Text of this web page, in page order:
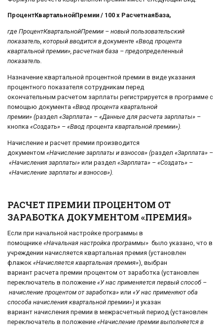
ПроцентКвартальнойПремии / 100 х РасчетнаяБаза,
где ПроцентКвартальнойПремии – новый пользовательский
показатель, который вводится в документе «Ввод процента
квартальной премии», расчетная база – предопределенный
показатель.
Назначение квартальной процентной премии в виде указания
процентного показателя сотрудникам перед
окончательным расчетом зарплаты регистрируется в программе с
помощью документа «Ввод процента квартальной
премии» (раздел «Зарплата» – «Данные для расчета зарплаты» –
кнопка «Создать» – «Ввод процента квартальной премии»).
Начисление и расчет премии производится
документом «Начисление зарплаты и взносов» (раздел «Зарплата» –
«Начисления зарплаты» или раздел «Зарплата» – «Создать» –
«Начисление зарплаты и взносов»).
РАСЧЕТ ПРЕМИИ ПРОЦЕНТОМ ОТ
ЗАРАБОТКА ДОКУМЕНТОМ «ПРЕМИЯ»
Если при начальной настройке программы в
помощнике «Начальная настройка программы» было указано, что в
учреждении начисляется квартальная премия (установлен
флажок «Начисляется квартальная премия»), выбран
вариант расчета премии процентом от заработка (установлен
переключатель в положение «У нас применяется первый способ –
начисление процентом от заработка» или «У нас применяют оба
способа начисления квартальной премии») и указан
вариант начисления премии в межрасчетный период (установлен
переключатель в положение «Начисление премии выполняется в